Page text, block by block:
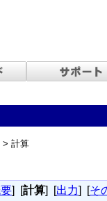
> 計算
] [計算] [出力] [そ